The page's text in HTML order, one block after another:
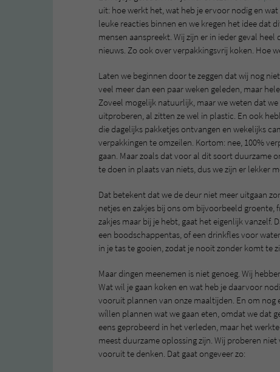
uit: hoe werkt het, wat heb je ervoor nodig en
leuke reacties binnen en we kregen het idee dat
mensen aanspreekt. Wij zijn er in ieder geval
nieuws. Zo ook over verpakkingsvrij koken. Hoe
Laten we beginnen door te zeggen dat wij nog
veel meer dan een paar weken geleden, maar
Zoveel mogelijk natuurlijk, maar we weten dat
uitproberen, al zitten ze wel in plastic. En ook
die dagelijks pakketjes ontvangen en wekelijks
verpakkingen te omzeilen. Kortom: nee, 100%
gaan. Maar zoals dat voor al dit soort duurzame
te doen in plaats van niets, dus we zijn er lekker
Dat betekent dat we de deur niet meer uitgaan
netjes en zakjes bij ons om bijvoorbeeld
zakjes maar bij je hebt, gaat het eigenlijk
een boodschappentas, of een drinkfles voor
in je tas te gooien, zodat je nooit zonder komt te
Maar dingen meenemen is niet genoeg. Wij
Wat wil je gaan koken en wat heb je daarvoor
vooruit plannen van onze maaltijden. En om
wíllen plannen wat we gaan eten, omdat we dat
eens geprobeerd in het verleden, maar het
meest duurzame oplossing zijn. Wij proberen
vooruit te denken. Dat gaat ongeveer zo: